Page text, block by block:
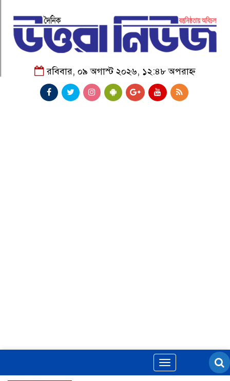
রবিবার, ০৯ অগাস্ট ২০২৬, ১২:৪৮ অপরাহ্ন
Toggle
navigation